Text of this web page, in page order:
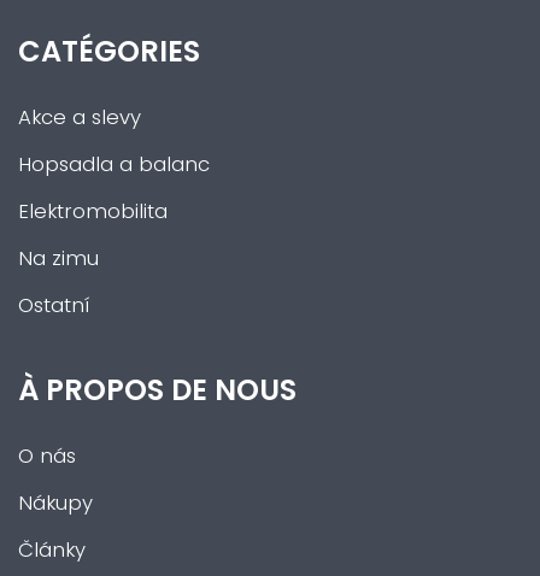
CATÉGORIES
Akce a slevy
Hopsadla a balanc
Elektromobilita
Na zimu
Ostatní
À PROPOS DE NOUS
O nás
Nákupy
Články